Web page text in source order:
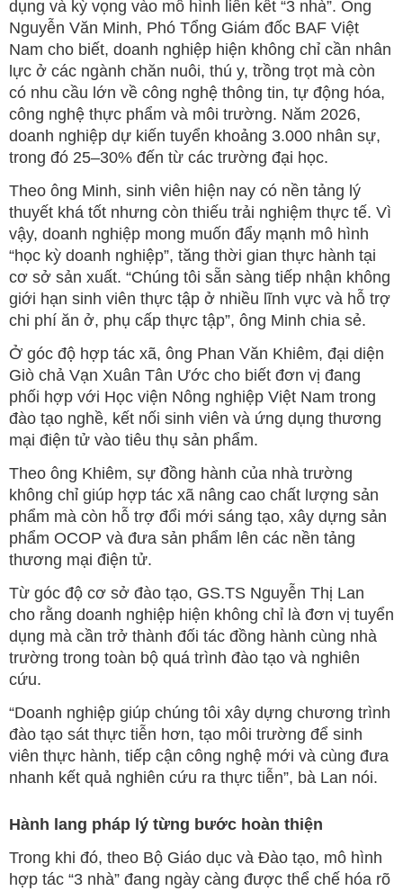
dụng và kỳ vọng vào mô hình liên kết “3 nhà”. Ông
Nguyễn Văn Minh, Phó Tổng Giám đốc BAF Việt
Nam cho biết, doanh nghiệp hiện không chỉ cần nhân
lực ở các ngành chăn nuôi, thú y, trồng trọt mà còn
có nhu cầu lớn về công nghệ thông tin, tự động hóa,
công nghệ thực phẩm và môi trường. Năm 2026,
doanh nghiệp dự kiến tuyển khoảng 3.000 nhân sự,
trong đó 25–30% đến từ các trường đại học.
Theo ông Minh, sinh viên hiện nay có nền tảng lý
thuyết khá tốt nhưng còn thiếu trải nghiệm thực tế. Vì
vậy, doanh nghiệp mong muốn đẩy mạnh mô hình
“học kỳ doanh nghiệp”, tăng thời gian thực hành tại
cơ sở sản xuất. “Chúng tôi sẵn sàng tiếp nhận không
giới hạn sinh viên thực tập ở nhiều lĩnh vực và hỗ trợ
chi phí ăn ở, phụ cấp thực tập”, ông Minh chia sẻ.
Ở góc độ hợp tác xã, ông Phan Văn Khiêm, đại diện
Giò chả Vạn Xuân Tân Ước cho biết đơn vị đang
phối hợp với Học viện Nông nghiệp Việt Nam trong
đào tạo nghề, kết nối sinh viên và ứng dụng thương
mại điện tử vào tiêu thụ sản phẩm.
Theo ông Khiêm, sự đồng hành của nhà trường
không chỉ giúp hợp tác xã nâng cao chất lượng sản
phẩm mà còn hỗ trợ đổi mới sáng tạo, xây dựng sản
phẩm OCOP và đưa sản phẩm lên các nền tảng
thương mại điện tử.
Từ góc độ cơ sở đào tạo, GS.TS Nguyễn Thị Lan
cho rằng doanh nghiệp hiện không chỉ là đơn vị tuyển
dụng mà cần trở thành đối tác đồng hành cùng nhà
trường trong toàn bộ quá trình đào tạo và nghiên
cứu.
“Doanh nghiệp giúp chúng tôi xây dựng chương trình
đào tạo sát thực tiễn hơn, tạo môi trường để sinh
viên thực hành, tiếp cận công nghệ mới và cùng đưa
nhanh kết quả nghiên cứu ra thực tiễn”, bà Lan nói.
Hành lang pháp lý từng bước hoàn thiện
Trong khi đó, theo Bộ Giáo dục và Đào tạo, mô hình
hợp tác “3 nhà” đang ngày càng được thể chế hóa rõ